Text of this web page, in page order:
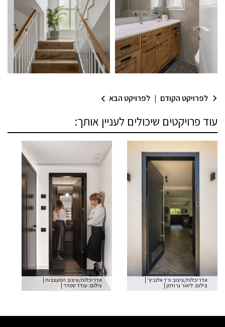
מודול 1
לפרויקט הקודם | לפרויקט הבא
עוד פרויקטים שיכולים לעניין אותך:
אדריכלות/עיצוב ורד אלוביץ'
צילום: ליאור גרודמן
אדריכלות/עיצוב המעצבות
צילום: עודד סמדר